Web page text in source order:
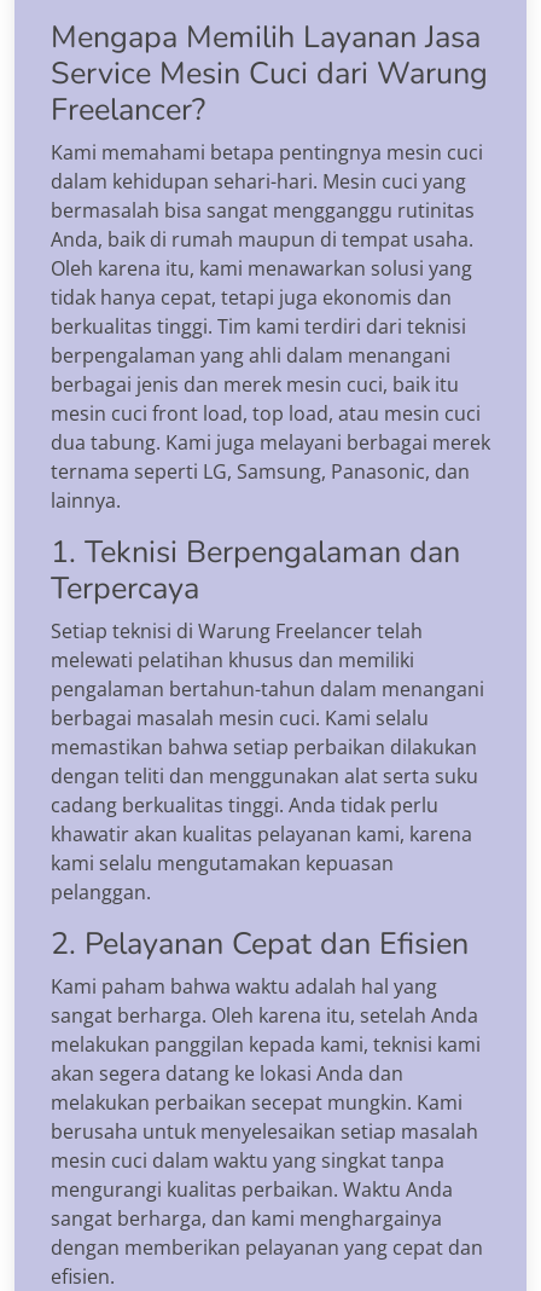
Mengapa Memilih Layanan Jasa
Service Mesin Cuci dari Warung
Freelancer?
Kami memahami betapa pentingnya mesin cuci
dalam kehidupan sehari-hari. Mesin cuci yang
bermasalah bisa sangat mengganggu rutinitas
Anda, baik di rumah maupun di tempat usaha.
Oleh karena itu, kami menawarkan solusi yang
tidak hanya cepat, tetapi juga ekonomis dan
berkualitas tinggi. Tim kami terdiri dari teknisi
berpengalaman yang ahli dalam menangani
berbagai jenis dan merek mesin cuci, baik itu
mesin cuci front load, top load, atau mesin cuci
dua tabung. Kami juga melayani berbagai merek
ternama seperti LG, Samsung, Panasonic, dan
lainnya.
1. Teknisi Berpengalaman dan
Terpercaya
Setiap teknisi di Warung Freelancer telah
melewati pelatihan khusus dan memiliki
pengalaman bertahun-tahun dalam menangani
berbagai masalah mesin cuci. Kami selalu
memastikan bahwa setiap perbaikan dilakukan
dengan teliti dan menggunakan alat serta suku
cadang berkualitas tinggi. Anda tidak perlu
khawatir akan kualitas pelayanan kami, karena
kami selalu mengutamakan kepuasan
pelanggan.
2. Pelayanan Cepat dan Efisien
Kami paham bahwa waktu adalah hal yang
sangat berharga. Oleh karena itu, setelah Anda
melakukan panggilan kepada kami, teknisi kami
akan segera datang ke lokasi Anda dan
melakukan perbaikan secepat mungkin. Kami
berusaha untuk menyelesaikan setiap masalah
mesin cuci dalam waktu yang singkat tanpa
mengurangi kualitas perbaikan. Waktu Anda
sangat berharga, dan kami menghargainya
dengan memberikan pelayanan yang cepat dan
efisien.